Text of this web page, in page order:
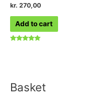
kr. 270,00
Add to cart
Basket